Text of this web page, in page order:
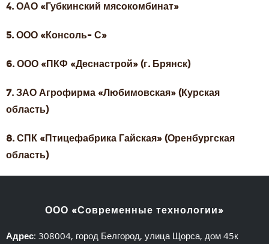
4. ОАО «Губкинский мясокомбинат»
5. ООО «Консоль- С»
6. ООО «ПКФ «Деснастрой» (г. Брянск)
7. ЗАО Агрофирма «Любимовская» (Курская
область)
8. СПК «Птицефабрика Гайская» (Оренбургская
область)
ООО «Современные технологии»
Адрес: 308004, город Белгород, улица Щорса, дом 45к